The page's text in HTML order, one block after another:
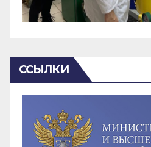
ССЫЛКИ